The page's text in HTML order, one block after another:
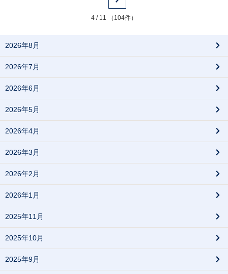
4 / 11 （104件）
2026年8月
2026年7月
2026年6月
2026年5月
2026年4月
2026年3月
2026年2月
2026年1月
2025年11月
2025年10月
2025年9月